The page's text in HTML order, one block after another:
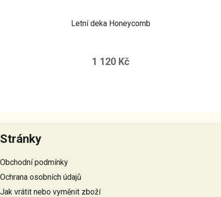
Letní deka Honeycomb
1 120 Kč
á
p
a
t
í
Stránky
Obchodní podmínky
Ochrana osobních údajů
Jak vrátit nebo vyměnit zboží